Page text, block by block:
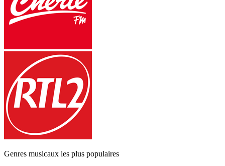
Genres musicaux les plus populaires